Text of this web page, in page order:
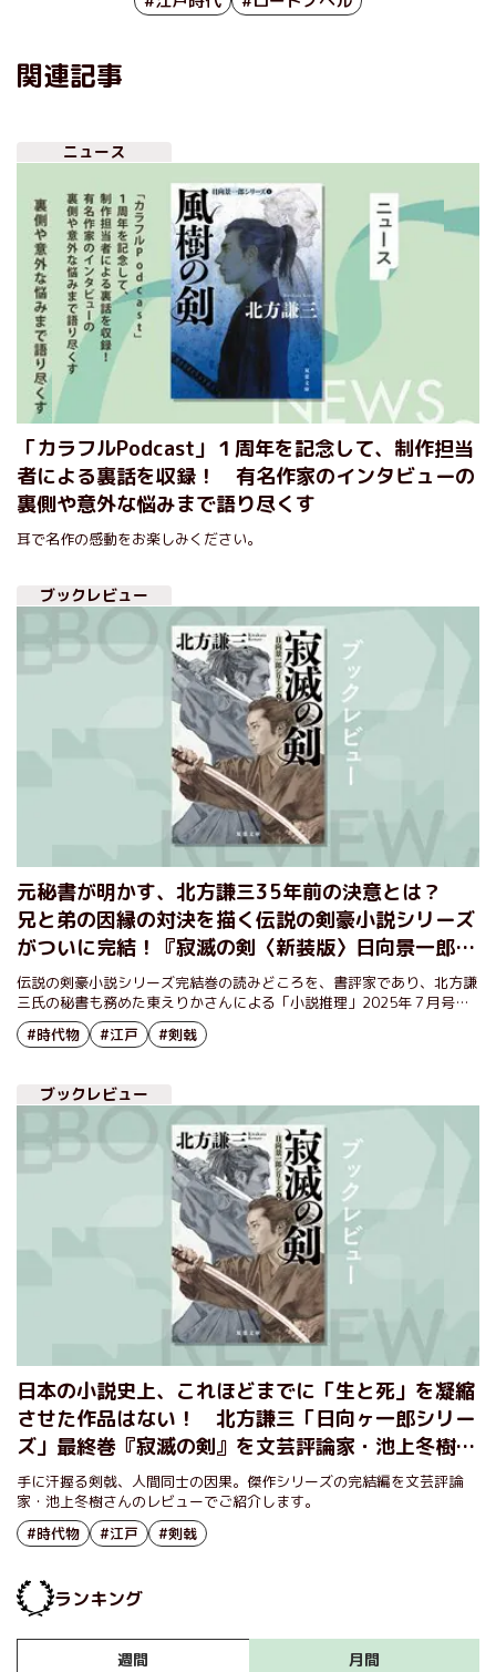
関連記事
ニュース
「カラフルPodcast」１周年を記念して、制作担当
者による裏話を収録！ 有名作家のインタビューの
裏側や意外な悩みまで語り尽くす
耳で名作の感動をお楽しみください。
ブックレビュー
元秘書が明かす、北方謙三35年前の決意とは？
兄と弟の因縁の対決を描く伝説の剣豪小説シリーズ
がついに完結！『寂滅の剣〈新装版〉日向景一郎シ
リーズ５』
伝説の剣豪小説シリーズ完結巻の読みどころを、書評家であり、北方謙
三氏の秘書も務めた東えりかさんによる「小説推理」2025年７月号掲
載のレビューでご紹介する。
#時代物 #江戸 #剣戟
ブックレビュー
日本の小説史上、これほどまでに「生と死」を凝縮
させた作品はない！ 北方謙三「日向ヶ一郎シリー
ズ」最終巻『寂滅の剣』を文芸評論家・池上冬樹氏
が解説
手に汗握る剣戟、人間同士の因果。傑作シリーズの完結編を文芸評論
家・池上冬樹さんのレビューでご紹介します。
#時代物
#江戸 #剣戟
ランキング
週間 月間